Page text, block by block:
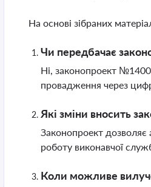
На основі зібраних
Чи передбачає
Ні, законопроект
провадження через
Які зміни вносить
Законопроект
роботу виконавчої
Коли можливе